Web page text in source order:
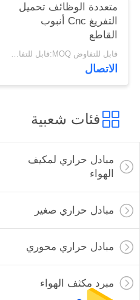
متعددة الوظائف تحميل
التفريغ Cnc أنبوب
القاطع
قابل للتفاوض MOQ:قابل للتفاوض
الاتصال
فئات شعبية
مبادل حراري لمكيف
الهواء
مبادل حراري صغير
مبادل حراري محوري
مبرد مكثف الهواء